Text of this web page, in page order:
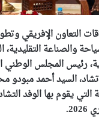
التعاون الإفريقي
والصناعة
رئيس المجلس
تشاد، السيد أحمد